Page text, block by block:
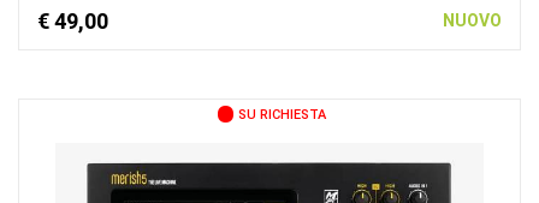
€ 49,00 NUOVO
SU RICHIESTA